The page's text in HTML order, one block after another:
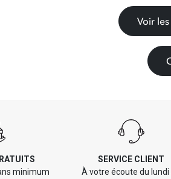
Voir
minimum
SERVICE CLIENT
À votre écoute du lundi